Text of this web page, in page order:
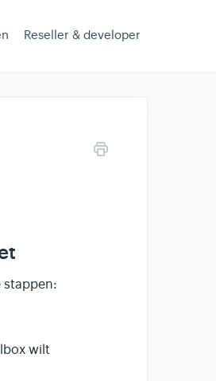
Reseller & developer
stappen:
wilt